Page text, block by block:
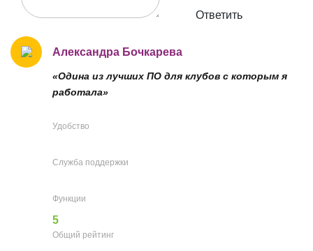
Ответить
Александра Бочкарева
«Одина из лучших ПО для клубов с которым я
работала»
Удобство
Служба поддержки
Функции
5
Общий рейтинг